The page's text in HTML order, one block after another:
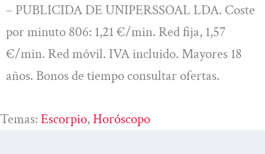
– PUBLICIDA DE UNIPERSSOAL LDA. Coste
por minuto 806: 1,21 €/min. Red fija, 1,57
€/min. Red móvil. IVA incluido. Mayores 18
años. Bonos de tiempo consultar ofertas.
Temas: Escorpio, Horóscopo